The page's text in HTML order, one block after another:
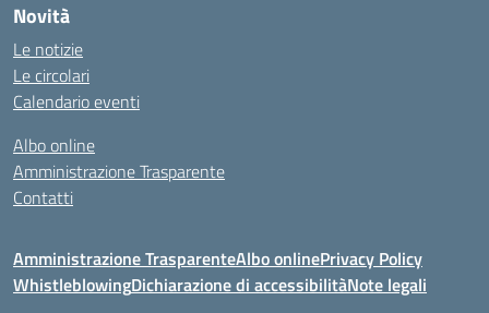
Novità
Le notizie
Le circolari
Calendario eventi
Albo online
Amministrazione Trasparente
Contatti
Amministrazione TrasparenteAlbo onlinePrivacy Policy
WhistleblowingDichiarazione di accessibilitàNote legali